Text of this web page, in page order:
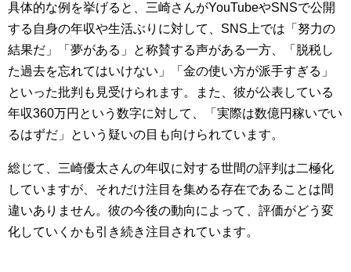
具体的な例を挙げると、三崎さんがYouTubeやSNSで公開
する自身の年収や生活ぶりに対して、SNS上では「努力の
結果だ」「夢がある」と称賛する声がある一方、「脱税し
た過去を忘れてはいけない」「金の使い方が派手すぎる」
といった批判も見受けられます。また、彼が公表している
年収360万円という数字に対して、「実際は数億円稼いでい
るはずだ」という疑いの目も向けられています。
総じて、三崎優太さんの年収に対する世間の評判は二極化
していますが、それだけ注目を集める存在であることは間
違いありません。彼の今後の動向によって、評価がどう変
化していくかも引き続き注目されています。